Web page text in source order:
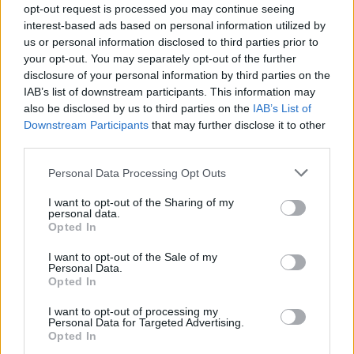
opt-out request is processed you may continue seeing
interest-based ads based on personal information utilized by
us or personal information disclosed to third parties prior to
your opt-out. You may separately opt-out of the further
disclosure of your personal information by third parties on the
IAB’s list of downstream participants. This information may
also be disclosed by us to third parties on the IAB’s List of
Downstream Participants that may further disclose it to other
Personal Data Processing Opt Outs
I want to opt-out of the Sharing of my
personal data.
Opted In
I want to opt-out of the Sale of my
Personal Data.
Opted In
I want to opt-out of processing my
Personal Data for Targeted Advertising.
Opted In
αλλά το άγχος της απόδοσης που μπορεί να
οδηγήσει σε προβλήματα όπως η πρόωρη
εκσπερμάτιση, εμποδίζει...
healthstories - 4 Αυγούστου 2025
Πρόωρη εκσπερμάτιση: Πώς
να μην χαλάσει το καλοκαίρι
Το καλοκαίρι συνδέεται με νέες ερωτικές
δημιουργεί αμηχανία στις/στους συντρόφους.
Στους άνδρες μπορεί να προκαλέσει ντροπή,
healthstories - 21 Ιουλίου 2025
Το σεξ διπλασιάζεται σε
περιόδους κοινωνικής και
γεωπολιτικής αστάθειας –